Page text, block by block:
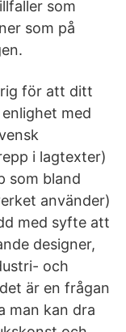
som
som på
för att ditt
med
i lagtexter)
som bland
använder)
med syfte att
designer,
och
är en frågan
man kan dra